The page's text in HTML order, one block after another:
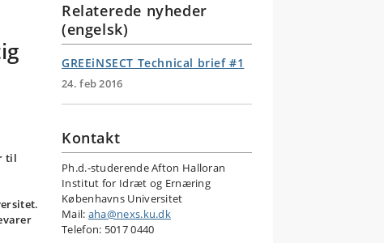
til
Relaterede nyheder
(engelsk)
GREEiNSECT Technical brief #1
24. feb 2016
Kontakt
Ph.d.-studerende Afton Halloran
Institut for Idræt og Ernæring
Københavns Universitet
Mail: aha@nexs.ku.dk
Telefon: 5017 0440